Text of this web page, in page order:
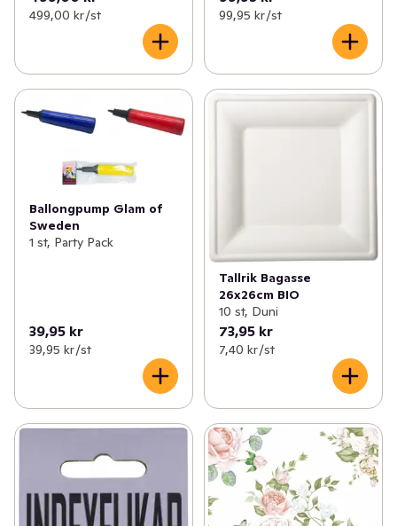
499,00 kr /st 99,95 kr /st
Ballongpump Glam of
Sweden
1 st, Party Pack
39,95 kr
39,95 kr /st
Tallrik Bagasse
26x26cm BIO
10 st, Duni
73,95 kr
7,40 kr /st